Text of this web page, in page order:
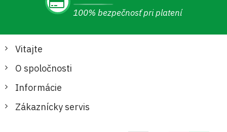
100% bezpečnosť pri platení
Vitajte
O spoločnosti
Informácie
Zákaznícky servis